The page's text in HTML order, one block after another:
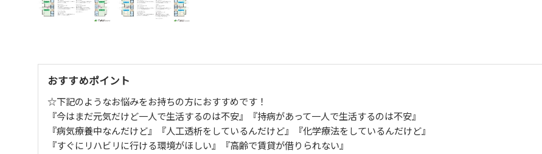
おすすめポイント
☆下記のようなお悩みをお持ちの方におすすめです！
『今はまだ元気だけど一人で生活するのは不安』『持病があって一人で生活するのは不安』
『病気療養中なんだけど』『人工透析をしているんだけど』『化学療法をしているんだけど』
『すぐにリハビリに行ける環境がほしい』『高齢で賃貸が借りられない』